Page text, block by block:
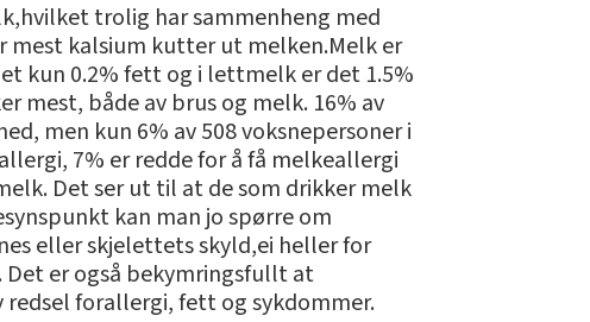
trolig har sammenheng med
mest kalsium kutter ut melken.Melk er
kun 0.2% fett og i lettmelk er det 1.5%
mest, både av brus og melk. 16% av
men kun 6% av 508 voksnepersoner i
7% er redde for å få melkeallergi
Det ser ut til at de som drikker melk
kan man jo spørre om
eller skjelettets skyld,ei heller for
Det er også bekymringsfullt at
forallergi, fett og sykdommer.